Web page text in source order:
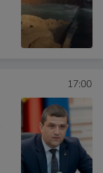
17:00